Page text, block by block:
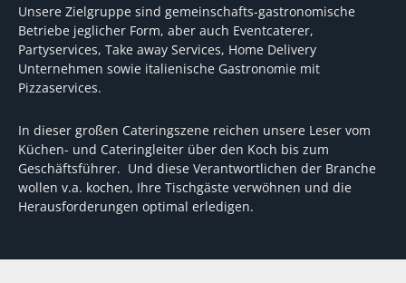
Unsere Zielgruppe sind gemeinschafts-gastronomische
Betriebe jeglicher Form, aber auch Eventcaterer,
Partyservices, Take away Services, Home Delivery
Unternehmen sowie italienische Gastronomie mit
Pizzaservices.
In dieser großen Cateringszene reichen unsere Leser vom
Küchen- und Cateringleiter über den Koch bis zum
Geschäftsführer. Und diese Verantwortlichen der Branche
wollen v.a. kochen, Ihre Tischgäste verwöhnen und die
Herausforderungen optimal erledigen.